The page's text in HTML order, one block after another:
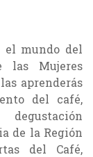
mundo del
las Mujeres
aprenderás
del café,
de la Región
del Café,